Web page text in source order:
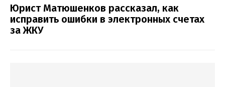
Юрист Матюшенков рассказал, как
исправить ошибки в электронных счетах
за ЖКУ